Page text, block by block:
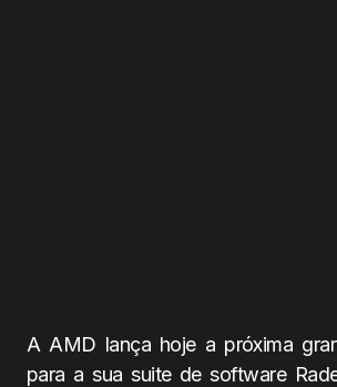
A AMD lança hoje a próxima
para a sua suite de software